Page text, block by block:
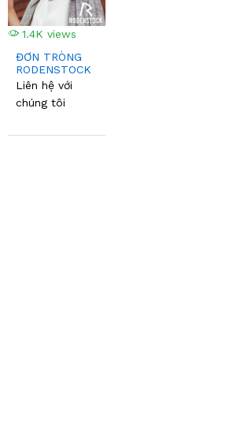
1.4K views
ĐƠN TRÒNG
RODENSTOCK
Liên hệ với
chúng tôi